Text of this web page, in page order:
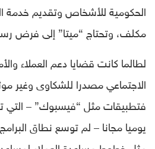
الحكومية للأشخاص وتقديم خدمة
مكلف، وتحتاج “ميتا” إلى فرض
لطالما كانت قضايا دعم العملاء
الاجتماعي مصدرا للشكاوى وغير
فتطبيقات مثل “فيسبوك” –
يوميا مجانا – لم توسع نطاق